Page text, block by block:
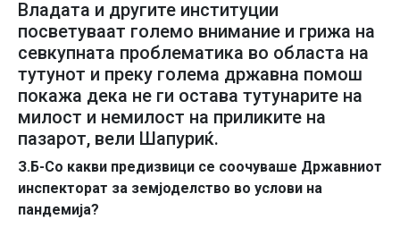
Владата и другите институции
посветуваат големо внимание и грижа на
севкупната проблематика во областа на
тутунот и преку голема државна помош
покажа дека не ги остава тутунарите на
милост и немилост на приликите на
пазарот, вели Шапуриќ.
З.Б-Со какви предизвици се соочуваше Државниот
инспекторат за земјоделство во услови на
пандемија?